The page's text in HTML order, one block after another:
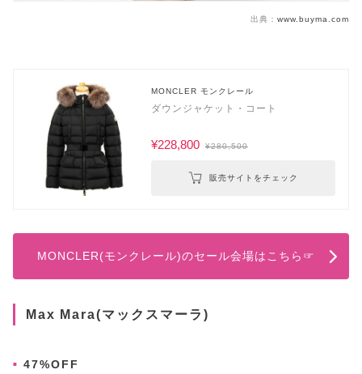
出典： www.buyma.com
MONCLER モンクレール
ダウンジャケット・コート
¥228,800 ¥280,500
販売サイトをチェック
MONCLER(モンクレール)のセール会場はこちら☞
Max Mara(マックスマーラ)
47%OFF